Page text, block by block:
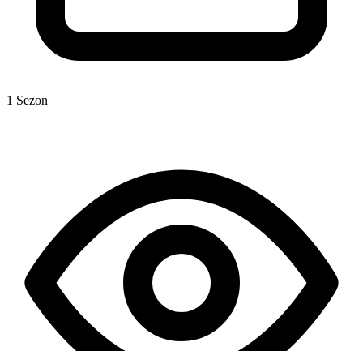
1 Sezon